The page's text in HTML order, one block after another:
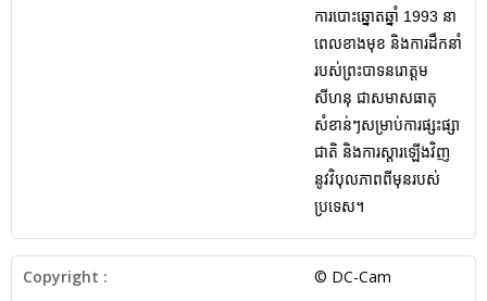
ការបោះឆ្នោតឆ្នាំ 1993 នា
ពេលខាងមុខ និងការដឹកនាំ
របស់ព្រះបាទនរោត្តម
សីហនុ ជាសមាសធាតុ
សំខាន់ៗសម្រាប់ការផ្សះផ្សា
ជាតិ និងការស្តារឡើងវិញ
នូវវិបុលភាពពីមុនរបស់
ប្រទេស។
Copyright : © DC-Cam